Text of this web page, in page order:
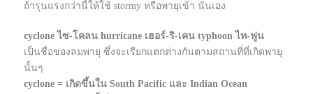
ถ้ารุนแรงกว่านี้ให้ใช้ stormy หรือพายุเข้า นั่นเอง
cyclone ไซ-โคลน hurricane เฮอร์-ริ-เคน typhoon ไท-ฟูน
เป็นชื่อของลมพายุ ซึ่งจะเรียกแตกต่างกันตามสถานที่ที่เกิดพายุ
นั้นๆ
cyclone = เกิดขึ้นใน South Pacific และ Indian Ocean